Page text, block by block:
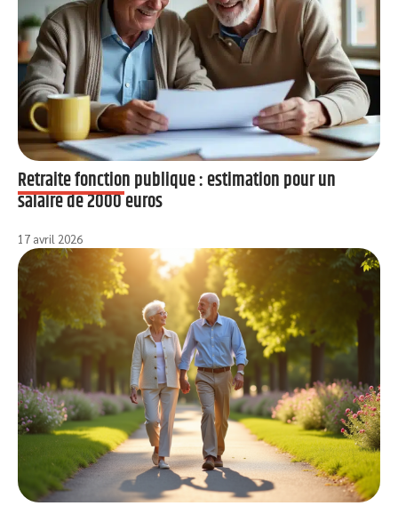
Retraite fonction publique : estimation pour un
salaire de 2000 euros
17 avril 2026